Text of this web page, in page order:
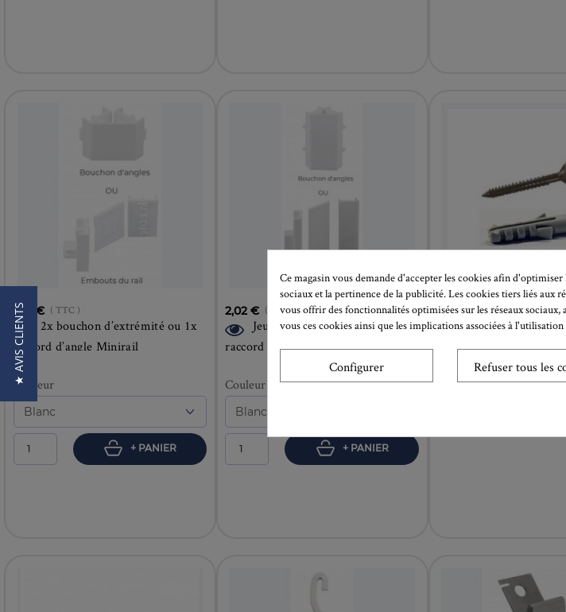
1,35 € ( TTC )
2x bouchon d’extrémité ou 1x
raccord d’angle Minirail
Couleur
+ PANIER
2,02 € ( TTC )
Jeux de 2 bouchons OU 1
raccord d'angle (CliprailMAX)
Couleur
+ PANIER
0,17 € ( TTC )
Vis et cheville:
Multirail
+
Ce magasin vous demande d'accepter les cookies afin
sociaux et la pertinence de la publicité. Les cookies tiers liés aux
vous offrir des fonctionnalités optimisées sur les réseaux
vous ces cookies ainsi que les implications associées à l'utilisation
Refuser tous les
Configurer
★ AVIS CLIENTS